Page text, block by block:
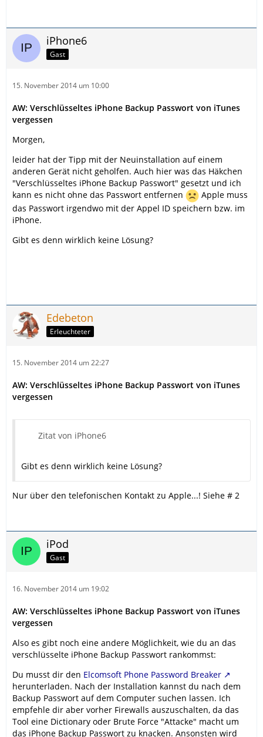
iPhone6
Gast
15. November 2014 um 10:00
AW: Verschlüsseltes iPhone Backup Passwort von iTunes
vergessen
Morgen,
leider hat der Tipp mit der Neuinstallation auf einem
anderen Gerät nicht geholfen. Auch hier was das Häkchen
"Verschlüsseltes iPhone Backup Passwort" gesetzt und ich
kann es nicht ohne das Passwort entfernen
Apple muss
das Passwort irgendwo mit der Appel ID speichern bzw. im
iPhone.
Gibt es denn wirklich keine Lösung?
Edebeton
Erleuchteter
15. November 2014 um 22:27
AW: Verschlüsseltes iPhone Backup Passwort von iTunes
vergessen
Zitat von iPhone6
Gibt es denn wirklich keine Lösung?
Nur über den telefonischen Kontakt zu Apple...! Siehe # 2
iPod
Gast
16. November 2014 um 19:02
AW: Verschlüsseltes iPhone Backup Passwort von iTunes
vergessen
Also es gibt noch eine andere Möglichkeit, wie du an das
verschlüsselte iPhone Backup Passwort rankommst:
Du musst dir den Elcomsoft Phone Password Breaker
herunterladen. Nach der Installation kannst du nach dem
Backup Passwort auf dem Computer suchen lassen. Ich
empfehle dir aber vorher Firewalls auszuschalten, da das
Tool eine Dictionary oder Brute Force "Attacke" macht um
das iPhone Backup Passwort zu knacken. Ansonsten wird